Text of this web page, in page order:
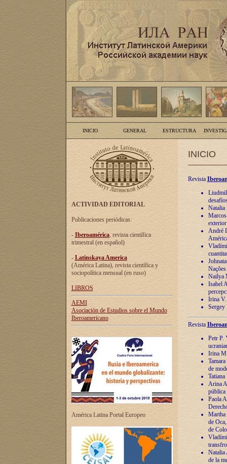
INICIO GENERAL ESTRUCTURA
ACTIVIDAD EDITORIAL
Publicaciones periódicas:
- Iberoamérica, revista científica
trimestral (en español)
- Latinskaya America
(América Latina), revista científica y
sociopolítica mensual (en ruso)
LIBROS
AEMI
Asociación de Estudios sobre el Mundo
Iberoamericano
América Latina Portal Europeo
INICIO
Revista
Natalia
André
Nailya
Isabel
Irina V.
Sergey
Revista
Petr P.
Irina
de
Arina
pública
Paola
Martha
de
de
Natalia
de la